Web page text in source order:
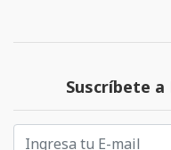
Suscríbete